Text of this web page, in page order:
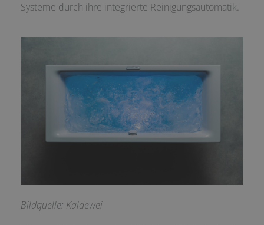
Systeme durch ihre integrierte Reinigungsautomatik.
Bildquelle: Kaldewei